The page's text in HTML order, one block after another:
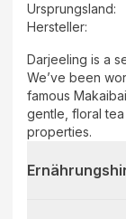
Ursprungsland:
Hersteller:
Darjeeling is a
We’ve been
famous
gentle, floral tea
properties.